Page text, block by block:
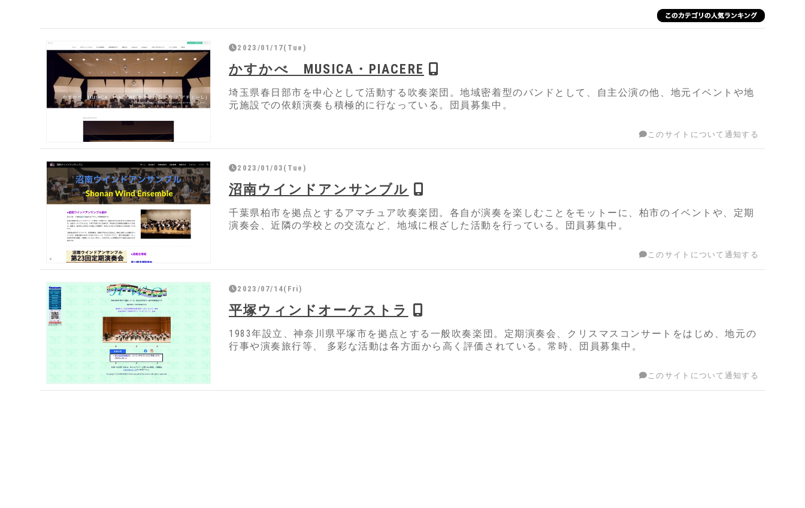
2023/01/17(Tue)
かすかべ MUSICA・PIACERE
埼玉県春日部市を中心として活動する吹奏楽団。地域密着型のバンドとして、自主公演の他、地元イベントや地
元施設での依頼演奏も積極的に行なっている。団員募集中。
このサイトについて通知する
2023/01/03(Tue)
沼南ウインドアンサンブル
千葉県柏市を拠点とするアマチュア吹奏楽団。各自が演奏を楽しむことをモットーに、柏市のイベントや、定期
演奏会、近隣の学校との交流など、地域に根ざした活動を行っている。団員募集中。
このサイトについて通知する
2023/07/14(Fri)
平塚ウィンドオーケストラ
1983年設立、神奈川県平塚市を拠点とする一般吹奏楽団。定期演奏会、クリスマスコンサートをはじめ、地元の
行事や演奏旅行等、 多彩な活動は各方面から高く評価されている。常時、団員募集中。
このサイトについて通知する